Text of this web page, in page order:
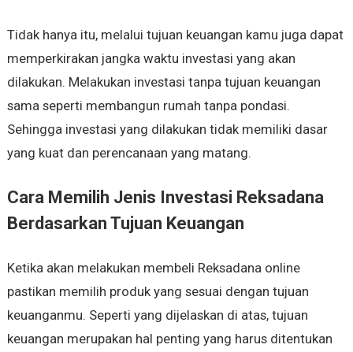
Tidak hanya itu, melalui tujuan keuangan kamu juga dapat
memperkirakan jangka waktu investasi yang akan
dilakukan. Melakukan investasi tanpa tujuan keuangan
sama seperti membangun rumah tanpa pondasi.
Sehingga investasi yang dilakukan tidak memiliki dasar
yang kuat dan perencanaan yang matang.
Cara Memilih Jenis Investasi Reksadana
Berdasarkan Tujuan Keuangan
Ketika akan melakukan membeli Reksadana online
pastikan memilih produk yang sesuai dengan tujuan
keuanganmu. Seperti yang dijelaskan di atas, tujuan
keuangan merupakan hal penting yang harus ditentukan